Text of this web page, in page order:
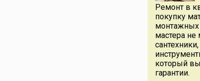
1701 года в
Петром I
положивший
созданию
социальной
Ремонт в
покупку
монтажных
мастера не
который
гарантии.